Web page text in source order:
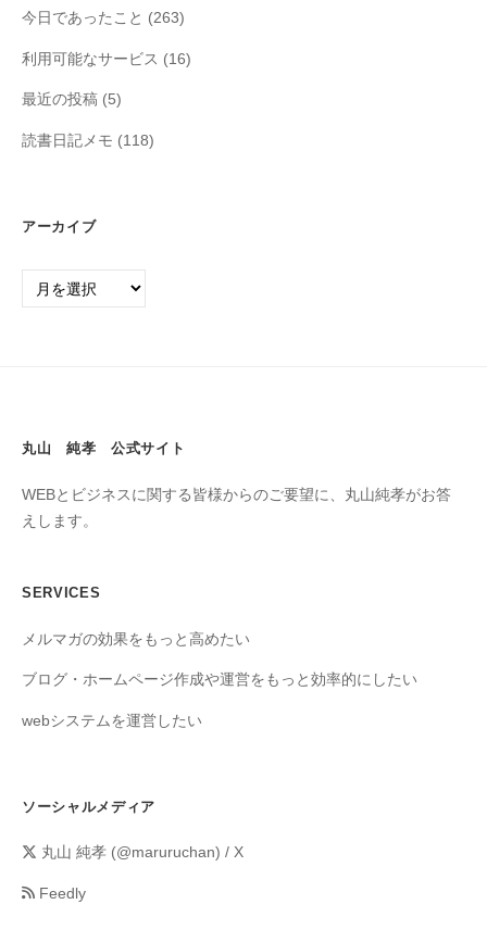
今日であったこと (263)
利用可能なサービス (16)
最近の投稿 (5)
読書日記メモ (118)
アーカイブ
丸山 純孝 公式サイト
WEBとビジネスに関する皆様からのご要望に、丸山純孝がお答
えします。
SERVICES
メルマガの効果をもっと高めたい
ブログ・ホームページ作成や運営をもっと効率的にしたい
webシステムを運営したい
ソーシャルメディア
丸山 純孝 (@maruruchan) / X
Feedly